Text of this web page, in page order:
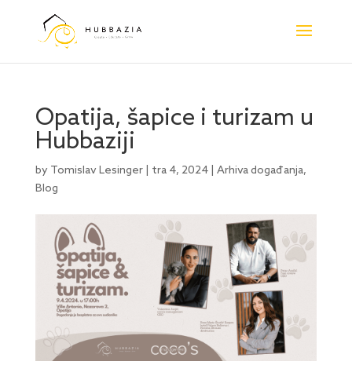
Opatija, šapice i turizam u
Hubbaziji
by Tomislav Lesinger| tra 4, 2024| Arhiva događanja,
Blog